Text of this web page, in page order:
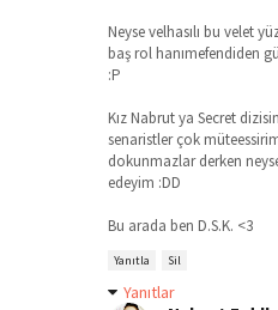
Neyse velhasılı bu velet
baş rol hanımefendiden
:P
Kız Nabrut ya Secret
senaristler çok
dokunmazlar derken
edeyim :DD
Bu arada ben D.S.K. <3
Yanıtla Sil
Yanıtlar